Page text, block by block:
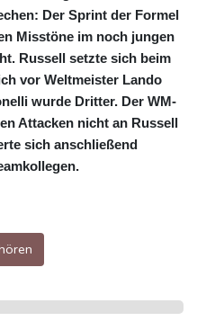
Der Sprint der Formel
Misstöne im noch jungen
Russell setzte sich beim
vor Weltmeister Lando
wurde Dritter. Der WM-
Attacken nicht an Russell
sich anschließend